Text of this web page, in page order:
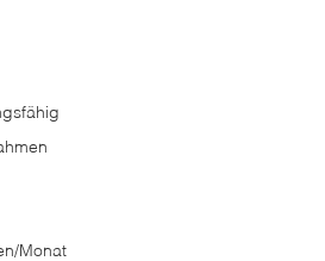
Monat